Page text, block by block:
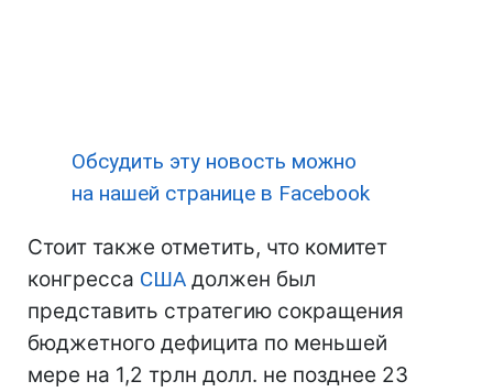
Обсудить эту новость можно
на нашей странице в Facebook
Стоит также отметить, что комитет
конгресса США должен был
представить стратегию сокращения
бюджетного дефицита по меньшей
мере на 1,2 трлн долл. не позднее 23